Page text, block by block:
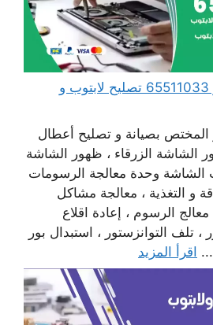
مهندس كمبيوتر الزور 65511033 تصليح لابتوب و
المختص بصيانة و تصليح أعطال
الشاشة الزرقاء ، ظهور الشاشة
الشاشة وحدة معالجة الرسومات
و التغذية ، معالجة مشاكل
الرسوم ، إعادة اقلاع
تلف التوانزستور ، استبدال بور
اقرأ المزيد